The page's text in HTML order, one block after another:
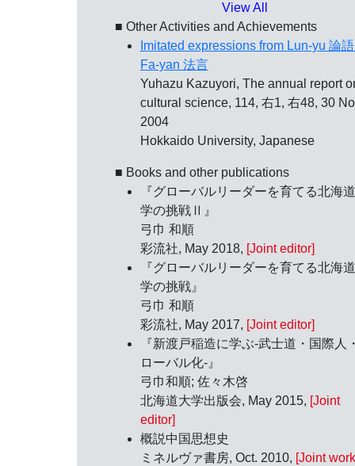
View All
■ Other Activities and Achievements
Imitated expressions from Lun-yu 論
Fa-yan 法言
Yuhazu Kazuyori, The annual report
cultural science, 114, 右1, 右48, 30
2004
Hokkaido University, Japanese
■ Books and other publications
『グローバルリーダーを育てる北海
学の挑戦Ⅱ』
弓巾 和順
彩流社, May 2018, [Joint editor]
『グローバルリーダーを育てる北海
学の挑戦』
弓巾 和順
彩流社, May 2017, [Joint editor]
『新渡戸稲造に学ぶ‐武士道・国際人
ローバル化‐』
弓巾和順; 佐々木啓
北海道大学出版会, May 2015, [Joint
editor]
概説中国思想史
ミネルヴァ書房, Oct. 2010, [Joint